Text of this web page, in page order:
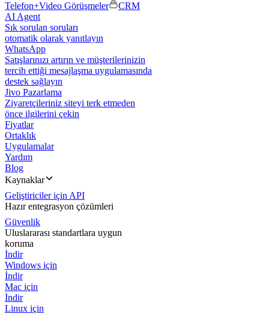
Telefon+Video Görüşmeler
CRM
AI Agent
Sık sorulan soruları
otomatik olarak yanıtlayın
WhatsApp
Satışlarınızı artırın ve müşterilerinizin
tercih ettiği mesajlaşma uygulamasında
destek sağlayın
Jivo Pazarlama
Ziyaretçileriniz siteyi terk etmeden
önce ilgilerini çekin
Fiyatlar
Ortaklık
Uygulamalar
Yardım
Blog
Kaynaklar
Geliştiriciler için API
Hazır entegrasyon çözümleri
Güvenlik
Uluslararası standartlara uygun
koruma
İndir
Windows için
İndir
Mac için
İndir
Linux için